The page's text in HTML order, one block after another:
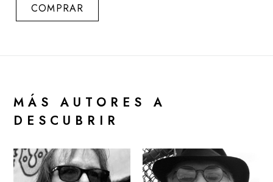
COMPRAR
MÁS AUTORES A
DESCUBRIR